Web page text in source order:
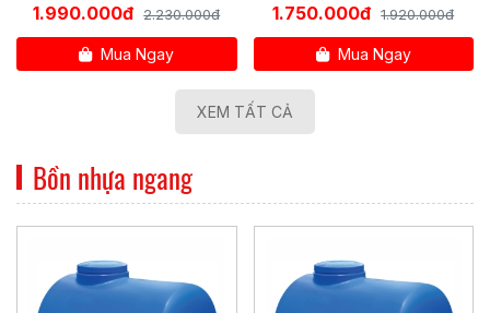
1.990.000đ 2.230.000đ
Mua Ngay
1.750.000đ 1.920.000đ
Mua Ngay
XEM TẤT CẢ
Bồn nhựa ngang